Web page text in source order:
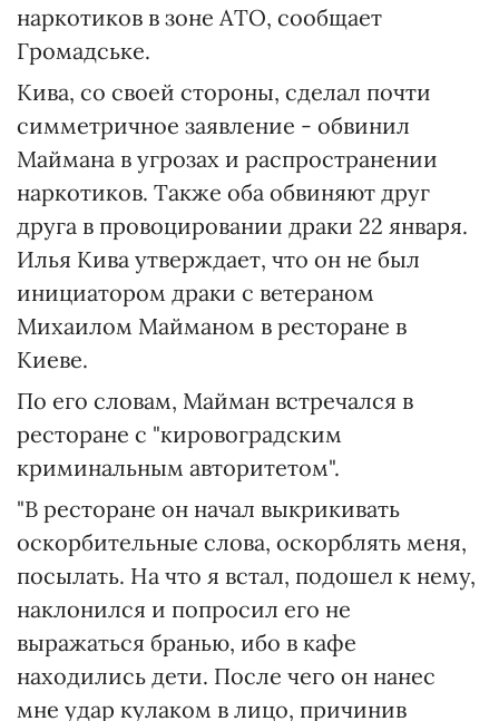
наркотиков в зоне АТО, сообщает
Громадське.
Кива, со своей стороны, сделал почти
симметричное заявление - обвинил
Маймана в угрозах и распространении
наркотиков. Также оба обвиняют друг
друга в провоцировании драки 22 января.
Илья Кива утверждает, что он не был
инициатором драки с ветераном
Михаилом Майманом в ресторане в
Киеве.
По его словам, Майман встречался в
ресторане с "кировоградским
криминальным авторитетом".
"В ресторане он начал выкрикивать
оскорбительные слова, оскорблять меня,
посылать. На что я встал, подошел к нему,
наклонился и попросил его не
выражаться бранью, ибо в кафе
находились дети. После чего он нанес
мне удар кулаком в лицо, причинив